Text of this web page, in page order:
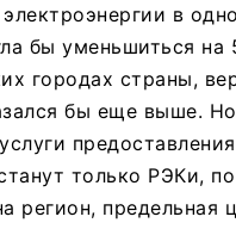
в
бы уменьшиться на
городах страны,
бы еще выше.
только РЭКи,
регион, предельная